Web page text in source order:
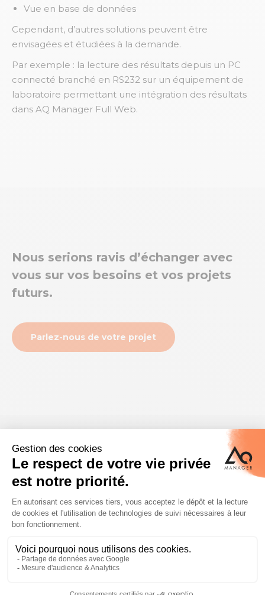
Vue en base de données
Cependant, d’autres solutions peuvent être
envisagées et étudiées à la demande.
Par exemple : la lecture des résultats depuis un PC
connecté branché en RS232 sur un équipement de
laboratoire permettant une intégration des résultats
dans AQ Manager Full Web.
Nous serions ravis d’échanger avec
vous sur vos besoins et vos projets
futurs.
Parlez-nous de votre projet
Plus de 1400 sites installés dans pas
moins de 35 pays